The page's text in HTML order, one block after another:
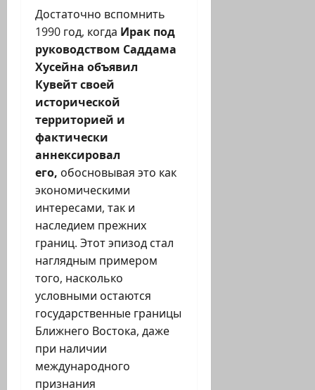
Достаточно вспомнить
1990 год, когда Ирак под
руководством Саддама
Хусейна объявил
Кувейт своей
исторической
территорией и
фактически
аннексировал
его, обосновывая это как
экономическими
интересами, так и
наследием прежних
границ. Этот эпизод стал
наглядным примером
того, насколько
условными остаются
государственные границы
Ближнего Востока, даже
при наличии
международного
признания